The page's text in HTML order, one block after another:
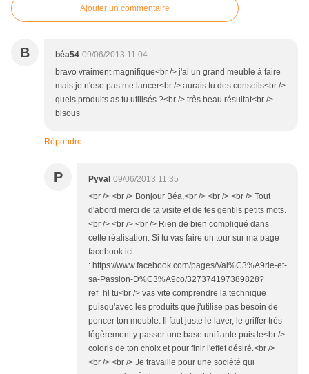
Ajouter un commentaire
B béa54 09/06/2013 11:04
bravo vraiment magnifique<br /> j'ai un grand meuble à faire
mais je n'ose pas me lancer<br /> aurais tu des conseils<br />
quels produits as tu utilisés ?<br /> très beau résultat<br />
bisous
Répondre
P Pyval 09/06/2013 11:35
<br /> <br /> Bonjour Béa,<br /> <br /> <br /> Tout
d'abord merci de ta visite et de tes gentils petits mots.
<br /> <br /> <br /> Rien de bien compliqué dans
cette réalisation. Si tu vas faire un tour sur ma page
facebook ici
: https://www.facebook.com/pages/Val%C3%A9rie-et-
sa-Passion-D%C3%A9co/327374197389828?
ref=hl tu<br /> vas vite comprendre la technique
puisqu'avec les produits que j'utilise pas besoin de
poncer ton meuble. Il faut juste le laver, le griffer très
légèrement y passer une base unifiante puis le<br />
coloris de ton choix et pour finir l'effet désiré.<br />
<br /> <br /> Je travaille pour une société qui